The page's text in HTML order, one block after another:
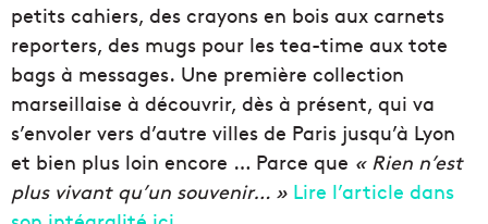
petits cahiers, des crayons en bois aux carnets
reporters, des mugs pour les tea-time aux tote
bags à messages. Une première collection
marseillaise à découvrir, dès à présent, qui va
s’envoler vers d’autre villes de Paris jusqu’à Lyon
et bien plus loin encore … Parce que « Rien n’est
plus vivant qu’un souvenir… » Lire l’article dans